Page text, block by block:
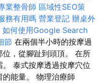
業整骨師 區域性SEO策
務有用嗎 營業登記 辦桌外
如何使用Google Search
節 在兩個半小時的按摩過
，從腳趾到頭頂。 在所
泰式按摩透過按摩穴位
能量。 物理治療師